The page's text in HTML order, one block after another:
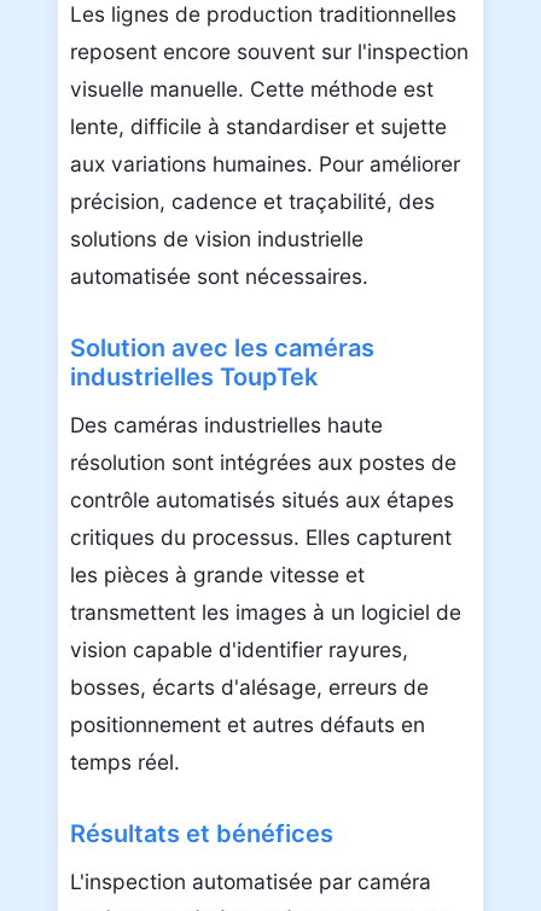
Les lignes de production traditionnelles
reposent encore souvent sur l'inspection
visuelle manuelle. Cette méthode est
lente, difficile à standardiser et sujette
aux variations humaines. Pour améliorer
précision, cadence et traçabilité, des
solutions de vision industrielle
automatisée sont nécessaires.
Solution avec les caméras
industrielles ToupTek
Des caméras industrielles haute
résolution sont intégrées aux postes de
contrôle automatisés situés aux étapes
critiques du processus. Elles capturent
les pièces à grande vitesse et
transmettent les images à un logiciel de
vision capable d'identifier rayures,
bosses, écarts d'alésage, erreurs de
positionnement et autres défauts en
temps réel.
Résultats et bénéfices
L'inspection automatisée par caméra